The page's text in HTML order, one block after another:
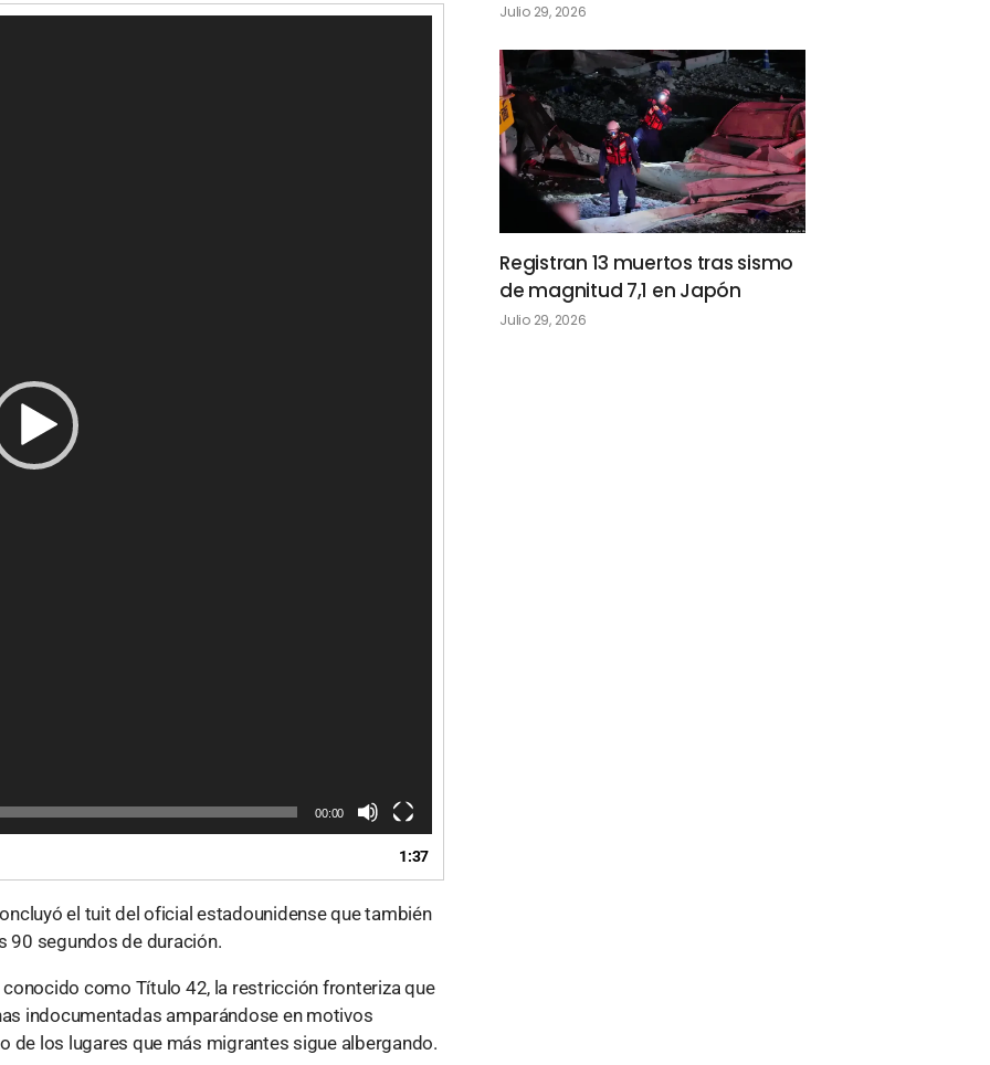
00:00
1:37
el tuit del oficial estadounidense que también
90 segundos de duración.
como Título 42, la restricción fronteriza que
indocumentadas amparándose en motivos
de los lugares que más migrantes sigue albergando.
Julio 29, 2026
Registran 13 muertos tras sismo
de magnitud 7,1 en Japón
Julio 29, 2026